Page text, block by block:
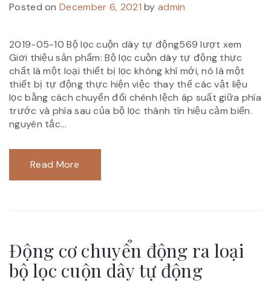
Posted onDecember 6, 2021 byadmin
2019-05-10 Bộ lọc cuộn dây tự động569 lượt xem
Giơi thiệu sản phẩm: Bộ lọc cuộn dây tự động thực
chất là một loại thiết bị lọc không khí mới, nó là một
thiết bị tự động thực hiện việc thay thế các vật liệu
lọc bằng cách chuyển đổi chênh lệch áp suất giữa phía
trước và phía sau của bộ lọc thành tín hiệu cảm biến.
nguyên tắc...
Read More
Động cơ chuyển động ra loại
bộ lọc cuộn dây tự động